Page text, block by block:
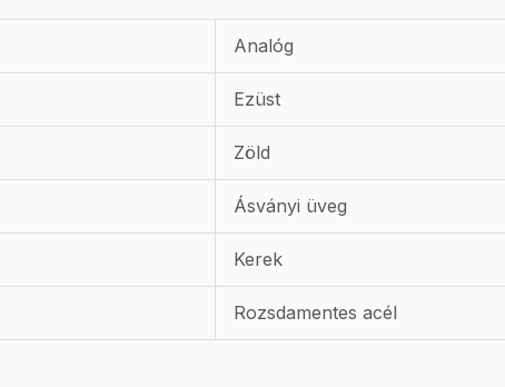
Analóg
Ezüst
Zöld
Ásványi üveg
Kerek
Rozsdamentes acél